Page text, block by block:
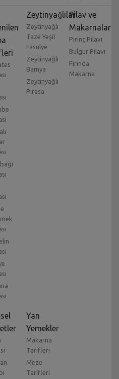
Zeytinyağlılar
Zeytinyağlı
Taze Yeşil
Fasulye
Zeytinyağlı
Bamya
Zeytinyağlı
Pırasa
Pilav ve
Makarnalar
Pirinç Pilavı
Bulgur Pilavı
Fırında
Makarna
Yan
Yemekler
Makarna
Tarifleri
Meze
Tarifleri